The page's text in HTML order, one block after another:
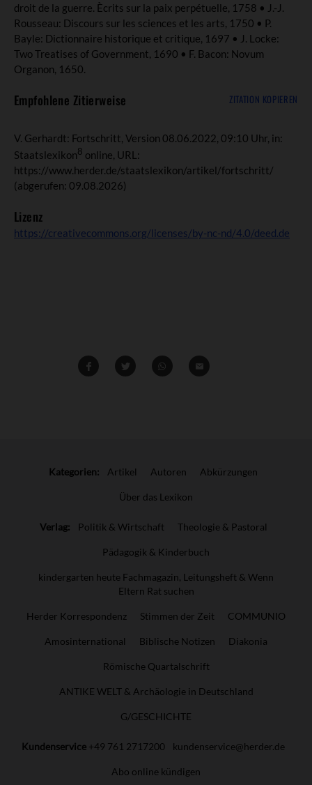
droit de la guerre. Ècrits sur la paix perpétuelle, 1758 • J.-J.
Rousseau: Discours sur les sciences et les arts, 1750 • P.
Bayle: Dictionnaire historique et critique, 1697 • J. Locke:
Two Treatises of Government, 1690 • F. Bacon: Novum
Organon, 1650.
Empfohlene Zitierweise ZITATION KOPIEREN
V. Gerhardt: Fortschritt, Version 08.06.2022, 09:10 Uhr, in:
Staatslexikon8 online, URL:
https://www.herder.de/staatslexikon/artikel/fortschritt/
(abgerufen: 09.08.2026)
Lizenz
https://creativecommons.org/licenses/by-nc-nd/4.0/deed.de
InfosKategorien: Artikel Autoren Abkürzungen
Über das Lexikon
Verlag: Politik & Wirtschaft Theologie & Pastoral
Pädagogik & Kinderbuch
kindergarten heute Fachmagazin, Leitungsheft & Wenn
Eltern Rat suchen
Herder Korrespondenz Stimmen der Zeit COMMUNIO
Amosinternational Biblische Notizen Diakonia
Römische Quartalschrift
ANTIKE WELT & Archäologie in Deutschland
G/GESCHICHTE
Kundenservice +49 761 2717200 kundenservice@herder.de
Abo online kündigen